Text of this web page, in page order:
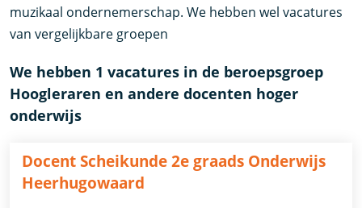
muzikaal ondernemerschap. We hebben wel vacatures
van vergelijkbare groepen
We hebben 1 vacatures in de beroepsgroep
Hoogleraren en andere docenten hoger
onderwijs
Docent Scheikunde 2e graads Onderwijs
Heerhugowaard